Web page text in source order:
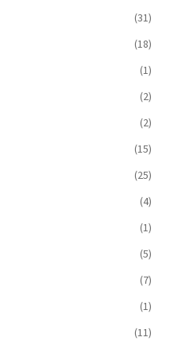
(31)
(18)
(1)
(2)
(2)
(15)
(25)
(4)
(1)
(5)
(7)
(1)
(11)